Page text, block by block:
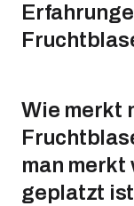
Wie merkt
man merkt
geplatzt ist